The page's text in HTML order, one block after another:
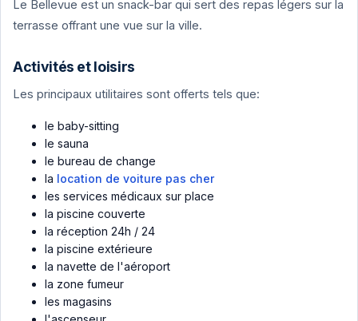
Le Bellevue est un snack-bar qui sert des repas légers sur la
terrasse offrant une vue sur la ville.
Activités et loisirs
Les principaux utilitaires sont offerts tels que:
le baby-sitting
le sauna
le bureau de change
la location de voiture pas cher
les services médicaux sur place
la piscine couverte
la réception 24h / 24
la piscine extérieure
la navette de l'aéroport
la zone fumeur
les magasins